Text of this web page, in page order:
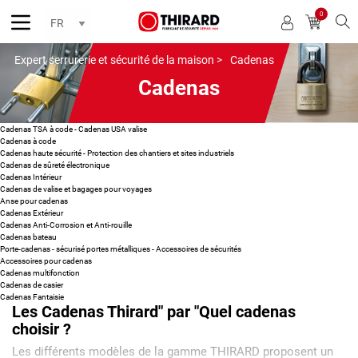
0
Expert serrurerie et sécurité de la maison > Cadenas
Cadenas
Cadenas TSA à code - Cadenas USA valise
Cadenas à code
Cadenas haute sécurité - Protection des chantiers et sites industriels
Cadenas de sûreté électronique
Cadenas Intérieur
Cadenas de valise et bagages pour voyages
Anse pour cadenas
Cadenas Extérieur
Cadenas Anti-Corrosion et Anti-rouille
Cadenas bateau
Porte-cadenas - sécurisé portes métalliques - Accessoires de sécurités
Accessoires pour cadenas
Cadenas multifonction
Cadenas de casier
Cadenas Fantaisie
Les Cadenas Thirard" par "Quel cadenas
choisir ?
Les différents modèles de la gamme THIRARD proposent un